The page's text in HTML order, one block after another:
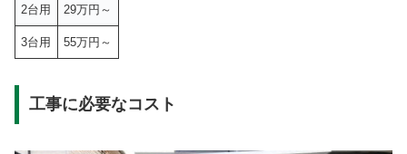
2台用 29万円～
3台用 55万円～
工事に必要なコスト